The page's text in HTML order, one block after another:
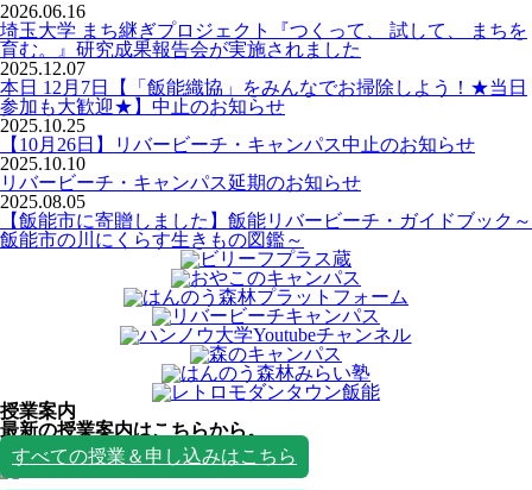
2026.06.16
埼玉大学 まち継ぎプロジェクト『つくって、 試して、 まちを
育む。』研究成果報告会が実施されました
2025.12.07
本日 12月7日【「飯能織協」をみんなでお掃除しよう！★当日
参加も大歓迎★】中止のお知らせ
2025.10.25
【10月26日】リバービーチ・キャンパス中止のお知らせ
2025.10.10
リバービーチ・キャンパス延期のお知らせ
2025.08.05
【飯能市に寄贈しました】飯能リバービーチ・ガイドブック～
飯能市の川にくらす生きもの図鑑～
授業案内
最新の授業案内はこちらから。
授業一覧
すべての授業＆申し込みはこちら